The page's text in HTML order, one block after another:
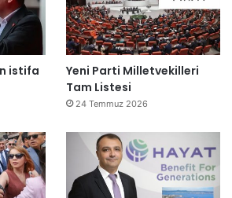
istifa
Yeni Parti Milletvekilleri
Tam Listesi
24 Temmuz 2026